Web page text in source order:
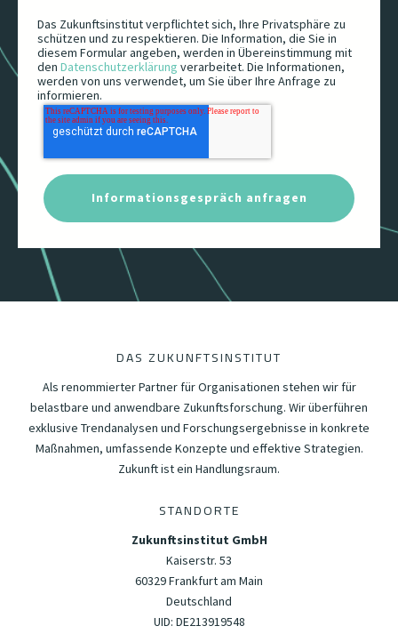
Das Zukunftsinstitut verpflichtet sich, Ihre Privatsphäre zu
schützen und zu respektieren. Die Information, die Sie in
diesem Formular angeben, werden in Übereinstimmung mit
den Datenschutzerklärung verarbeitet. Die Informationen,
werden von uns verwendet, um Sie über Ihre Anfrage zu
informieren.
DAS ZUKUNFTSINSTITUT
Als renommierter Partner für Organisationen stehen wir für
belastbare und anwendbare Zukunftsforschung. Wir überführen
exklusive Trendanalysen und Forschungsergebnisse in konkrete
Maßnahmen, umfassende Konzepte und effektive Strategien.
Zukunft ist ein Handlungsraum.
STANDORTE
Zukunftsinstitut GmbH
Kaiserstr. 53
60329 Frankfurt am Main
Deutschland
UID: DE213919548